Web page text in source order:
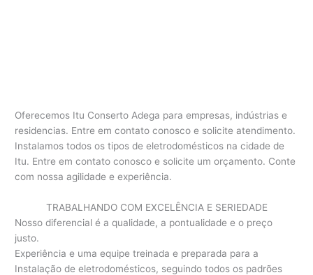
Oferecemos Itu Conserto Adega para empresas, indústrias e
residencias. Entre em contato conosco e solicite atendimento.
Instalamos todos os tipos de eletrodomésticos na cidade de
Itu. Entre em contato conosco e solicite um orçamento. Conte
com nossa agilidade e experiência.
TRABALHANDO COM EXCELÊNCIA E SERIEDADE
Nosso diferencial é a qualidade, a pontualidade e o preço
justo.
Experiência e uma equipe treinada e preparada para a
Instalação de eletrodomésticos, seguindo todos os padrões